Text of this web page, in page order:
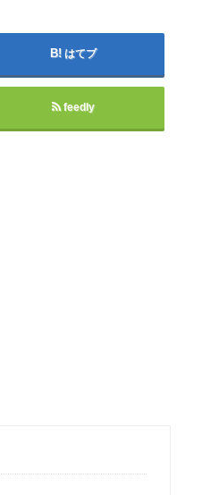
はてブ
feedly